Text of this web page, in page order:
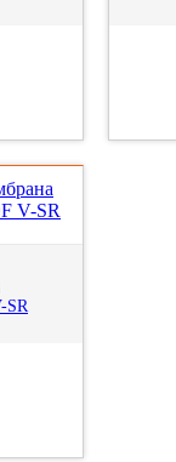
SR